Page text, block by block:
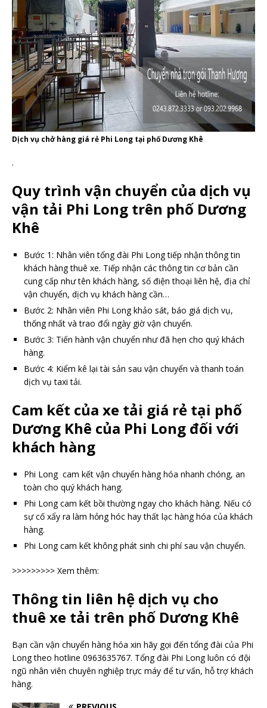
Dịch vụ chở hàng giá rẻ Phi Long tại phố Dương Khê
.
Quy trình vận chuyển của dịch vụ
vận tải Phi Long trên phố Dương
Khê
Bước 1: Nhân viên tổng đài Phi Long tiếp nhận thông tin
khách hàng thuê xe. Tiếp nhận các thông tin cơ bản cần
cung cấp như tên khách hàng, số điện thoại liên hệ, địa chỉ
vận chuyển, dịch vụ khách hàng cần…
Bước 2: Nhân viên Phi Long khảo sát, báo giá dịch vụ,
thống nhất và trao đổi ngày giờ vận chuyển.
Bước 3: Tiến hành vận chuyển như đã hẹn cho quý khách
hàng.
Bước 4: Kiểm kê lại tài sản sau vận chuyển và thanh toán
dịch vụ taxi tải.
Cam kết của xe tải giá rẻ tại phố
Dương Khê của Phi Long đối với
khách hàng
Phi Long cam kết vận chuyển hàng hóa nhanh chóng, an
toàn cho quý khách hang.
Phi Long cam kết bồi thường ngay cho khách hàng. Nếu có
sự cố xẩy ra làm hỏng hóc hay thất lạc hàng hóa của khách
hàng.
Phi Long cam kết không phát sinh chi phí sau vận chuyển.
>>>>>>>>> Xem thêm:
Thông tin liên hệ dịch vụ cho
thuê xe tải trên phố Dương Khê
Bạn cần vận chuyển hàng hóa xin hãy gọi đến tổng đài của Phi
Long theo hotline 0963635767. Tổng đài Phi Long luôn có đội
ngũ nhân viên chuyên nghiệp trực máy để tư vấn, hỗ trợ khách
hàng.